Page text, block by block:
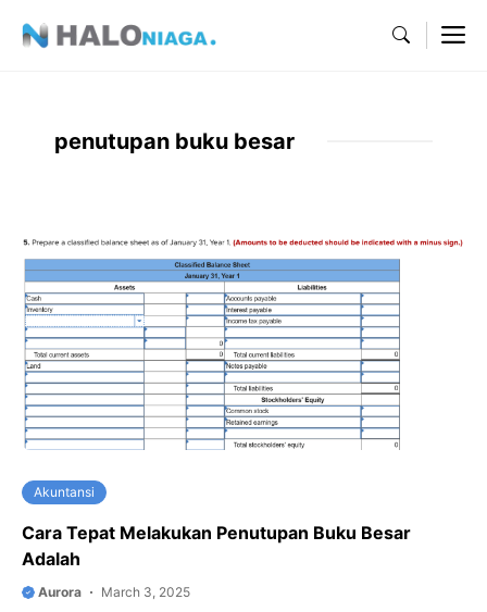
penutupan buku besar
Akuntansi
Cara Tepat Melakukan Penutupan Buku Besar
Adalah
Aurora March 3, 2025